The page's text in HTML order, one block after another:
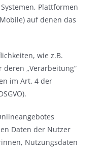
Plattformen
auf denen das
wie z.B.
deren „Verarbeitung“
im Art. 4 der
Daten der Nutzer
Nutzungsdaten